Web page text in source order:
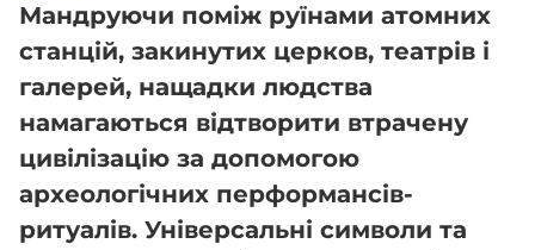
Мандруючи поміж руїнами атомних
станцій, закинутих церков, театрів і
галерей, нащадки людства
намагаються відтворити втрачену
цивілізацію за допомогою
археологічних перформансів-
ритуалів. Універсальні символи та